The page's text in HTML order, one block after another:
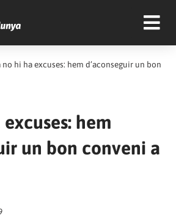
no hi ha excuses: hem d’aconseguir un bon
hem
un bon conveni a